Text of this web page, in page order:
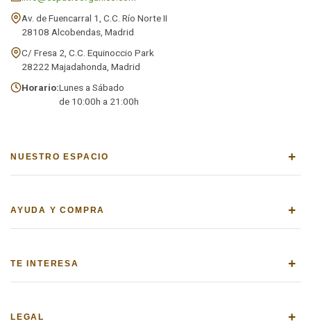
Av. de Fuencarral 1, C.C. Río Norte II
28108 Alcobendas, Madrid
C/ Fresa 2, C.C. Equinoccio Park
28222 Majadahonda, Madrid
Horario:Lunes a Sábado
de 10:00h a 21:00h
NUESTRO ESPACIO +
AYUDA Y COMPRA +
TE INTERESA +
LEGAL +